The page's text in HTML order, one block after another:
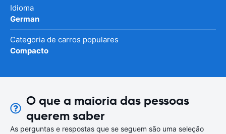
Idioma
German
Categoria de carros populares
Compacto
O que a maioria das pessoas
querem saber
As perguntas e respostas que se seguem são uma seleção